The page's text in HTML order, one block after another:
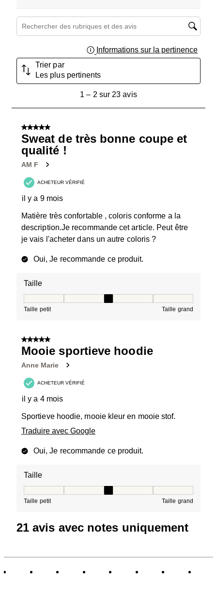
Zone de recherche de sujet et d'avis
Informations sur la pertinence
Trier par
Les plus pertinents
sur
avis.
1 – 2 sur 23 avis
5 sur 5 étoiles.
Sweat de très bonne coupe et
qualité !
AM F
ACHETEUR VÉRIFIÉ
il y a 9 mois
Matière très confortable , coloris conforme a la
description.Je recommande cet article. Peut être
je vais l'acheter dans un autre coloris ?
Oui, Je recommande ce produit.
Taille
Taille petit Taille grand
5 sur 5 étoiles.
Mooie sportieve hoodie
Anne Marie
ACHETEUR VÉRIFIÉ
il y a 4 mois
Sportieve hoodie, mooie kleur en mooie stof.
Traduire avec Google
Oui, Je recommande ce produit.
Taille
Taille petit Taille grand
21 avis avec notes uniquement